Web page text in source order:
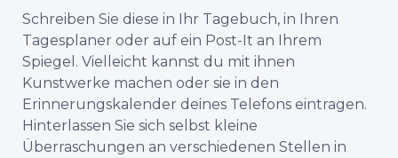
Schreiben Sie diese in Ihr Tagebuch, in Ihren
Tagesplaner oder auf ein Post-It an Ihrem
Spiegel. Vielleicht kannst du mit ihnen
Kunstwerke machen oder sie in den
Erinnerungskalender deines Telefons eintragen.
Hinterlassen Sie sich selbst kleine
Überraschungen an verschiedenen Stellen in